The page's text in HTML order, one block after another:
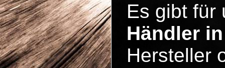
Es gibt
Händler
Hersteller